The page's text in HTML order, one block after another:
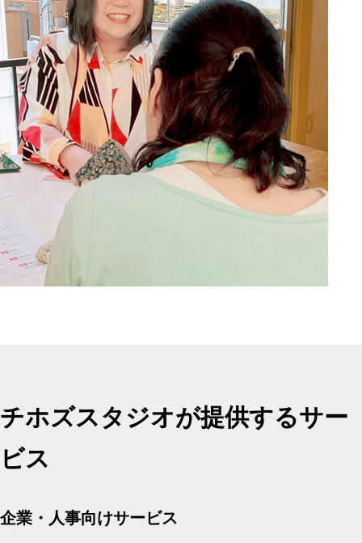
チホズスタジオが提供するサー
ビス
企業・人事向けサービス